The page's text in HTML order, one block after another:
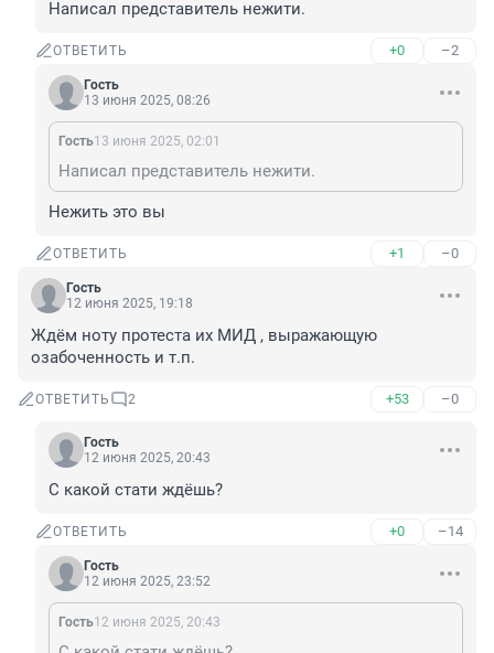
Написал представитель нежити.
ОТВЕТИТЬ +0 –2
Гость
13 июня 2025, 08:26
Гость13 июня 2025, 02:01
Написал представитель нежити.
Нежить это вы
ОТВЕТИТЬ +1 –0
Гость
12 июня 2025, 19:18
Ждём ноту протеста их МИД , выражающую
озабоченность и т.п.
ОТВЕТИТЬ 2 +53 –0
Гость
12 июня 2025, 20:43
С какой стати ждёшь?
ОТВЕТИТЬ +0 –14
Гость
12 июня 2025, 23:52
Гость12 июня 2025, 20:43